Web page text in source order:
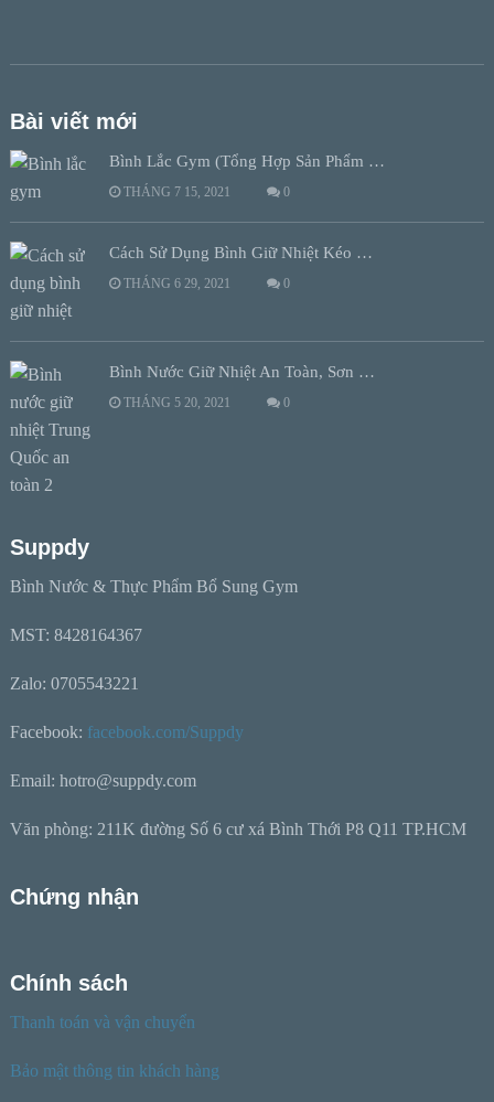
Bài viết mới
Bình Lắc Gym (Tổng Hợp Sản Phẩm …
THÁNG 7 15, 2021 0
Cách Sử Dụng Bình Giữ Nhiệt Kéo …
THÁNG 6 29, 2021 0
Bình Nước Giữ Nhiệt An Toàn, Sơn …
THÁNG 5 20, 2021 0
Suppdy
Bình Nước & Thực Phẩm Bổ Sung Gym
MST: 8428164367
Zalo: 0705543221
Facebook: facebook.com/Suppdy
Email: hotro@suppdy.com
Văn phòng: 211K đường Số 6 cư xá Bình Thới P8 Q11 TP.HCM
Chứng nhận
Chính sách
Thanh toán và vận chuyển
Bảo mật thông tin khách hàng